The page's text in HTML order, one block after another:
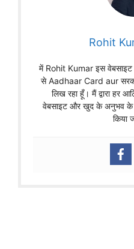
Rohit
में Rohit Kumar इस वेबसाइट
से Aadhaar Card aur
लिख रहा हूँ। मैं द्वारा हर
वेबसाइट और खुद के अनुभव के
किया